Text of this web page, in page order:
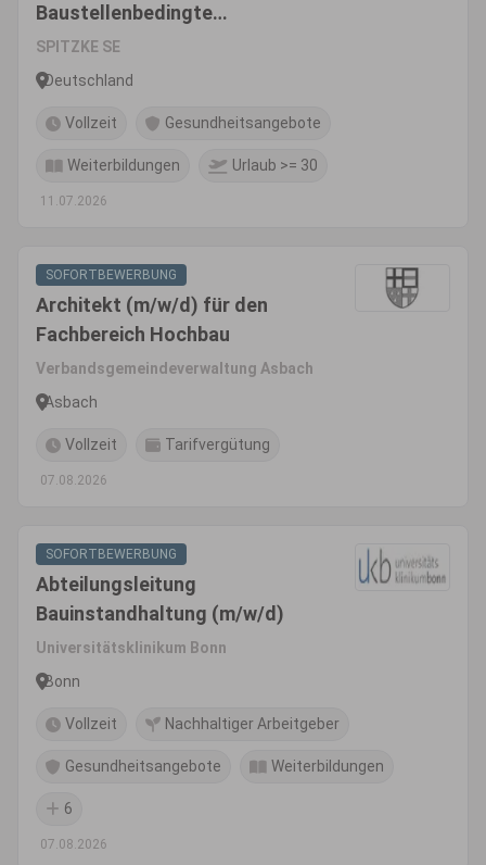
Baustellenbedingte
Reisetätigkeit
SPITZKE SE
Deutschland
Vollzeit Gesundheitsangebote
Weiterbildungen Urlaub >= 30
11.07.2026
SOFORTBEWERBUNG
Architekt (m/w/d) für den
Fachbereich Hochbau
Verbandsgemeindeverwaltung Asbach
Asbach
Vollzeit Tarifvergütung
07.08.2026
SOFORTBEWERBUNG
Abteilungsleitung
Bauinstandhaltung (m/w/d)
Universitätsklinikum Bonn
Bonn
Vollzeit Nachhaltiger Arbeitgeber
Gesundheitsangebote Weiterbildungen
6
07.08.2026